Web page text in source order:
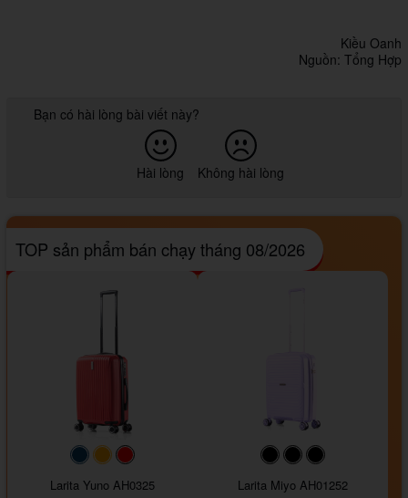
Kiều Oanh
Nguồn: Tổng Hợp
Bạn có hài lòng bài viết này?
Hài lòng Không hài lòng
TOP sản phẩm bán chạy tháng 08/2026
#093f69#ffa500
Larita Yuno AH0325
#000000#000000
Larita Miyo AH01252